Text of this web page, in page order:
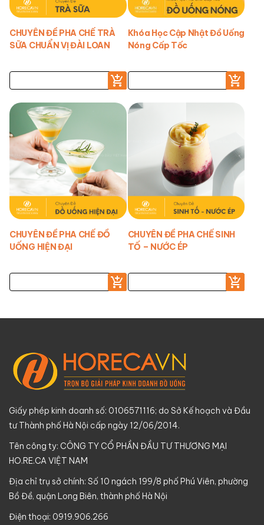
CHUYÊN ĐỀ PHA CHẾ TRÀ
SỮA CHUẨN VỊ ĐÀI LOAN
Khóa Học Cập Nhật Đồ Uống
Nóng Cấp Tốc
CHUYÊN ĐỀ PHA CHẾ ĐỒ
UỐNG HIỆN ĐẠI
CHUYÊN ĐỀ PHA CHẾ SINH
TỐ – NƯỚC ÉP
Giấy phép kinh doanh số: 0106571116; do Sở Kế hoạch và Đầu
tư Thành phố Hà Nội cấp ngày 12/06/2014.
Tên công ty: CÔNG TY CỔ PHẦN ĐẦU TƯ THƯƠNG MẠI
HO.RE.CA VIỆT NAM
Địa chỉ trụ sở chính: Số 10 ngách 199/8 phố Phú Viên, phường
Bồ Đề, quận Long Biên, thành phố Hà Nội
Điện thoại: 0919.906.266